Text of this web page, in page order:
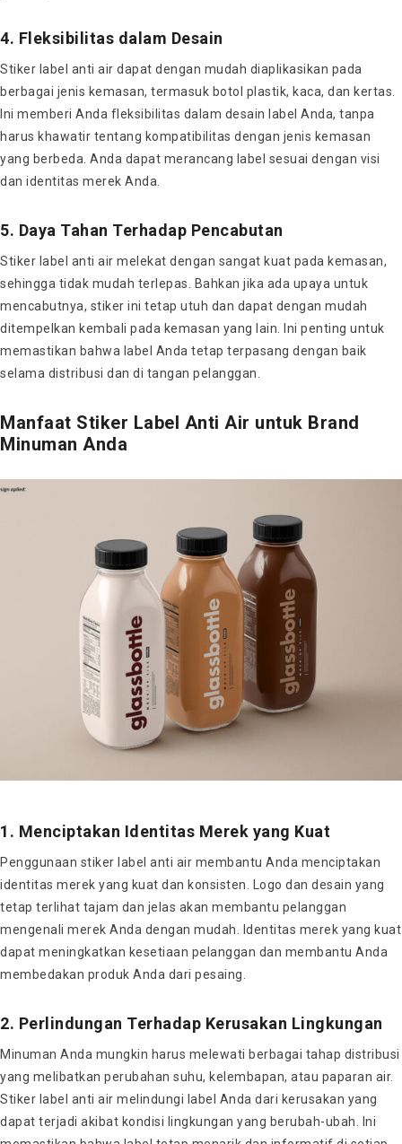
4. Fleksibilitas dalam Desain
Stiker label anti air dapat dengan mudah diaplikasikan pada
berbagai jenis kemasan, termasuk botol plastik, kaca, dan kertas.
Ini memberi Anda fleksibilitas dalam desain label Anda, tanpa
harus khawatir tentang kompatibilitas dengan jenis kemasan
yang berbeda. Anda dapat merancang label sesuai dengan visi
dan identitas merek Anda.
5. Daya Tahan Terhadap Pencabutan
Stiker label anti air melekat dengan sangat kuat pada kemasan,
sehingga tidak mudah terlepas. Bahkan jika ada upaya untuk
mencabutnya, stiker ini tetap utuh dan dapat dengan mudah
ditempelkan kembali pada kemasan yang lain. Ini penting untuk
memastikan bahwa label Anda tetap terpasang dengan baik
selama distribusi dan di tangan pelanggan.
Manfaat Stiker Label Anti Air untuk Brand
Minuman Anda
1. Menciptakan Identitas Merek yang Kuat
Penggunaan stiker label anti air membantu Anda menciptakan
identitas merek yang kuat dan konsisten. Logo dan desain yang
tetap terlihat tajam dan jelas akan membantu pelanggan
mengenali merek Anda dengan mudah. Identitas merek yang kuat
dapat meningkatkan kesetiaan pelanggan dan membantu Anda
membedakan produk Anda dari pesaing.
2. Perlindungan Terhadap Kerusakan Lingkungan
Minuman Anda mungkin harus melewati berbagai tahap distribusi
yang melibatkan perubahan suhu, kelembapan, atau paparan air.
Stiker label anti air melindungi label Anda dari kerusakan yang
dapat terjadi akibat kondisi lingkungan yang berubah-ubah. Ini